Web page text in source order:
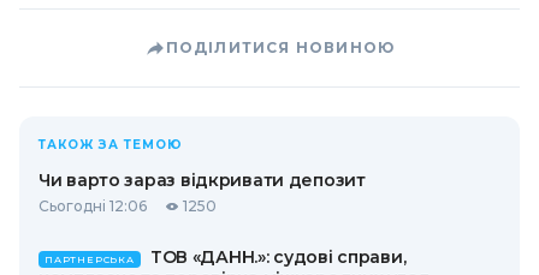
ПОДІЛИТИСЯ НОВИНОЮ
ТАКОЖ ЗА ТЕМОЮ
Чи варто зараз відкривати депозит
Сьогодні 12:06 1250
ПАРТНЕРСЬКА
ТОВ «ДАНН.»: судові справи,